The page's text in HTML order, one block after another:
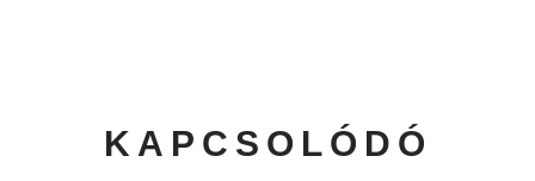
KAPCSOLÓDÓ